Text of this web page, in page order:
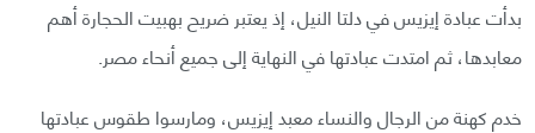
بدأت عبادة إيزيس في دلتا النيل، إذ يعتبر ضريح بهبيت الحجارة أهم
معابدها، ثم امتدت عبادتها في النهاية إلى جميع أنحاء مصر.
خدم كهنة من الرجال والنساء معبد إيزيس، ومارسوا طقوس عبادتها